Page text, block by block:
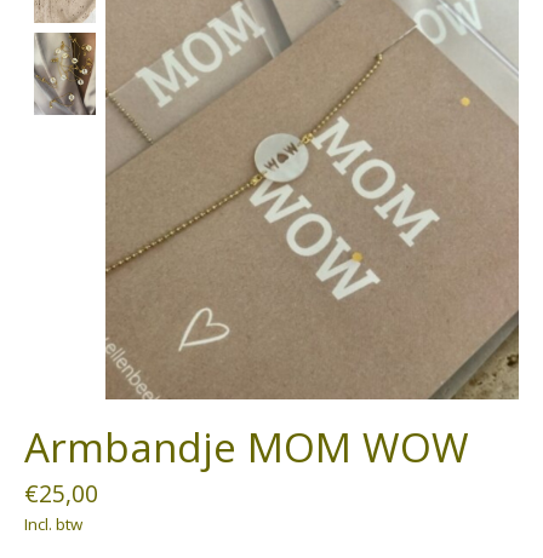
Armbandje MOM WOW
€25,00
Incl. btw